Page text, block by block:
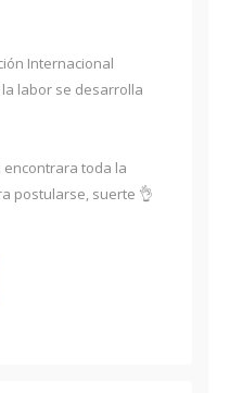
Internacional
la labor se desarrolla
toda la
postularse, suerte 👌